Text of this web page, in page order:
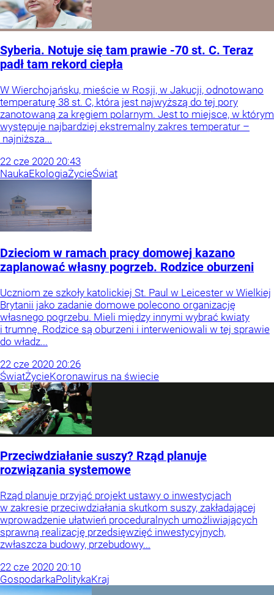
Syberia. Notuje się tam prawie -70 st. C. Teraz
padł tam rekord ciepła
W Wierchojańsku, mieście w Rosji, w Jakucji, odnotowano
temperaturę 38 st. C, która jest najwyższą do tej pory
zanotowaną za kręgiem polarnym. Jest to miejsce, w którym
występuje najbardziej ekstremalny zakres temperatur –
najniższa...
22 cze 2020 20:43
NaukaEkologiaŻycieŚwiat
Dzieciom w ramach pracy domowej kazano
zaplanować własny pogrzeb. Rodzice oburzeni
Uczniom ze szkoły katolickiej St. Paul w Leicester w Wielkiej
Brytanii jako zadanie domowe polecono organizację
własnego pogrzebu. Mieli między innymi wybrać kwiaty
i trumnę. Rodzice są oburzeni i interweniowali w tej sprawie
do władz...
22 cze 2020 20:26
ŚwiatŻycieKoronawirus na świecie
Przeciwdziałanie suszy? Rząd planuje
rozwiązania systemowe
Rząd planuje przyjąć projekt ustawy o inwestycjach
w zakresie przeciwdziałania skutkom suszy, zakładającej
wprowadzenie ułatwień proceduralnych umożliwiających
sprawną realizację przedsięwzięć inwestycyjnych,
zwłaszcza budowy, przebudowy...
22 cze 2020 20:10
GospodarkaPolitykaKraj